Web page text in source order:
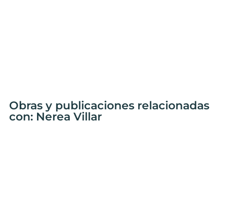
Obras y publicaciones relacionadas
con: Nerea Villar